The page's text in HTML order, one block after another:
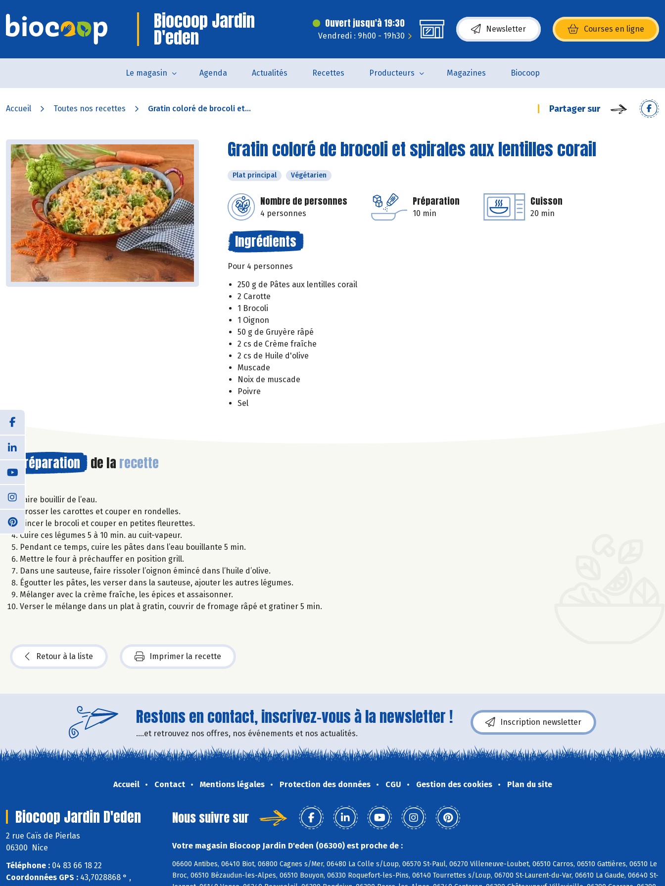
Biocoop Jardin
D'eden
Ouvert jusqu'à 19:30
Vendredi : 9h00 - 19h30
Newsletter Courses en ligne
(s’ouvre dans une nouvelle fenêtre)
Le magasin Agenda Actualités Recettes Producteurs Magazines Biocoop
Accueil Toutes nos recettes Gratin coloré de brocoli et... Partager sur
Gratin coloré de brocoli et spirales aux lentilles corail
Plat principal Végétarien
Nombre de personnes
4 personnes
Préparation
10 min
Cuisson
20 min
Ingrédients
Pour 4 personnes
250 g de Pâtes aux lentilles corail
2 Carotte
1 Brocoli
1 Oignon
50 g de Gruyère râpé
2 cs de Crème fraîche
2 cs de Huile d'olive
Muscade
Noix de muscade
Poivre
Sel
Préparation de la recette
Faire bouillir de l’eau.
Brosser les carottes et couper en rondelles.
Rincer le brocoli et couper en petites fleurettes.
Cuire ces légumes 5 à 10 min. au cuit-vapeur.
Pendant ce temps, cuire les pâtes dans l’eau bouillante 5 min.
Mettre le four à préchauffer en position grill.
Dans une sauteuse, faire rissoler l’oignon émincé dans l’huile d’olive.
Égoutter les pâtes, les verser dans la sauteuse, ajouter les autres légumes.
Mélanger avec la crème fraîche, les épices et assaisonner.
Verser le mélange dans un plat à gratin, couvrir de fromage râpé et gratiner 5 min.
Retour à la liste Imprimer la recette
Restons en contact, inscrivez-vous à la newsletter !
....et retrouvez nos offres, nos événements et nos actualités.
Inscription newsletter
Accueil Contact Mentions légales Protection des données CGU Gestion des cookies Plan du site
Biocoop Jardin D'eden
2 rue Caïs de Pierlas
06300 Nice
Téléphone : 04 83 66 18 22
Coordonnées GPS : 43,7028868 ° ,
Nous suivre sur
Votre magasin Biocoop Jardin D'eden (06300) est proche de :
06600 Antibes, 06410 Biot, 06800 Cagnes s/Mer, 06480 La Colle s/Loup, 06570 St-Paul, 06270 Villeneuve-Loubet, 06510 Carros, 06510 Gattières, 06510 Le
Broc, 06510 Bézaudun-les-Alpes, 06510 Bouyon, 06330 Roquefort-les-Pins, 06140 Tourrettes s/Loup, 06700 St-Laurent-du-Var, 06610 La Gaude, 06640 St-